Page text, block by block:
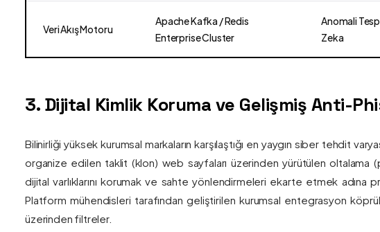
Veri Akış Motoru
Apache Kafka / Redis
Enterprise Cluster
Anomali
Zeka
3. Dijital Kimlik Koruma ve Gelişmiş Anti-
Bilinirliği yüksek kurumsal markaların karşılaştığı en yaygın siber tehdit
organize edilen taklit (klon) web sayfaları üzerinden yürütülen oltalama
dijital varlıklarını korumak ve sahte yönlendirmeleri ekarte etmek
Platform mühendisleri tarafından geliştirilen kurumsal entegrasyon
üzerinden filtreler.